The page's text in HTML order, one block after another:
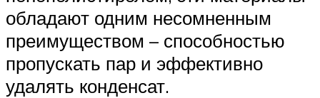
обладают одним несомненным
преимуществом – способностью
пропускать пар и эффективно
удалять конденсат.